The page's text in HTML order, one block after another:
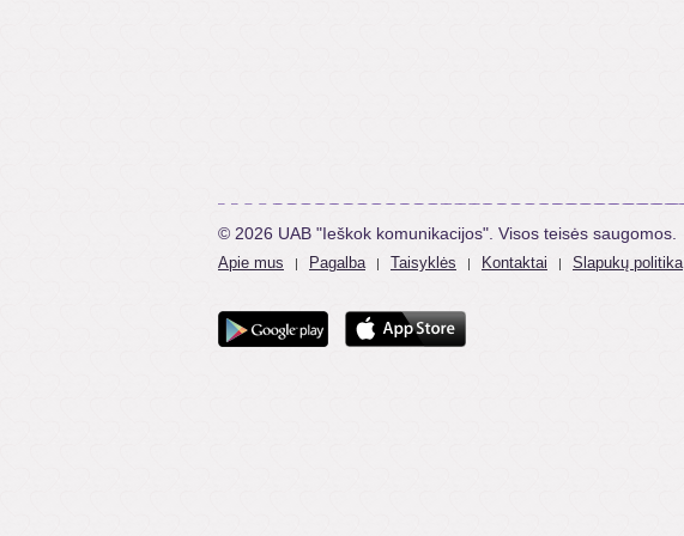
© 2026 UAB "Ieškok komunikacijos". Visos teisės saugomos.
Apie mus | Pagalba | Taisyklės | Kontaktai | Slapukų politika